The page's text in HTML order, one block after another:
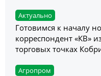
Актуально
Готовимся к началу
корреспондент «КВ»
торговых точках
Агропром